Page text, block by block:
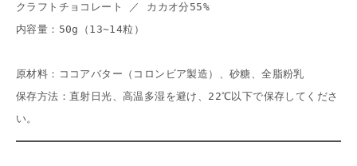
クラフトチョコレート ／ カカオ分55%
内容量：50g（13~14粒）
原材料：ココアバター（コロンビア製造）、砂糖、全脂粉乳
保存方法：直射日光、高温多湿を避け、22℃以下で保存してくださ
い。